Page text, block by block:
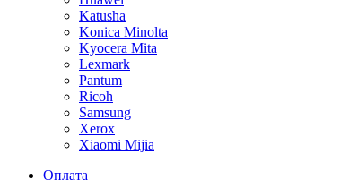
Katusha
Konica Minolta
Kyocera Mita
Lexmark
Pantum
Ricoh
Samsung
Xerox
Xiaomi Mijia
Оплата